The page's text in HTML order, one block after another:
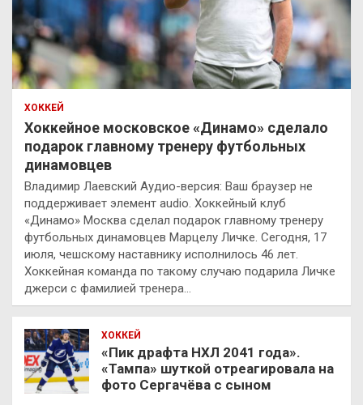
ХОККЕЙ
Хоккейное московское «Динамо» сделало
подарок главному тренеру футбольных
динамовцев
Владимир Лаевский Аудио-версия: Ваш браузер не
поддерживает элемент audio. Хоккейный клуб
«Динамо» Москва сделал подарок главному тренеру
футбольных динамовцев Марцелу Личке. Сегодня, 17
июля, чешскому наставнику исполнилось 46 лет.
Хоккейная команда по такому случаю подарила Личке
джерси с фамилией тренера…
ХОККЕЙ
«Пик драфта НХЛ 2041 года».
«Тампа» шуткой отреагировала на
фото Сергачёва с сыном